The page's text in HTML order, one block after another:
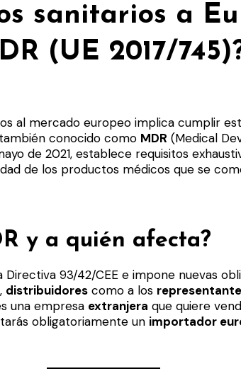
sanitarios a
(UE 2017/
al mercado europeo implica cumplir
conocido como MDR (Medical
de 2021, establece requisitos
de los productos médicos que se
y a quién afecta?
Directiva 93/42/CEE e impone nuevas
, distribuidores como a los
una empresa extranjera que quiere
obligatoriamente un importador